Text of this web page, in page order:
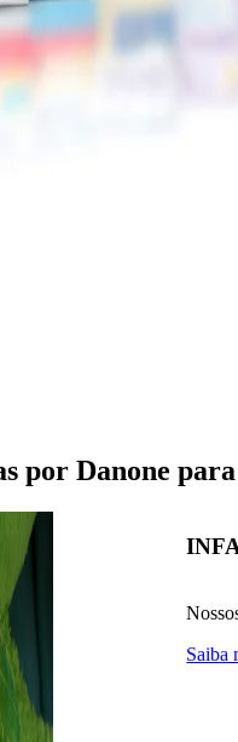
por Danone
Saiba